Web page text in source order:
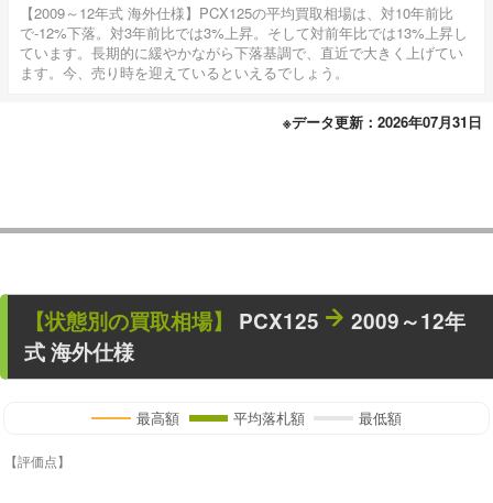
【2009～12年式 海外仕様】PCX125の平均買取相場は、対10年前比
で-12%下落。対3年前比では3%上昇。そして対前年比では13%上昇し
ています。長期的に緩やかながら下落基調で、直近で大きく上げてい
ます。今、売り時を迎えているといえるでしょう。
※データ更新：2026年07月31日
【状態別の買取相場】 PCX125
2009～12年
式 海外仕様
最高額 平均落札額 最低額
【評価点】